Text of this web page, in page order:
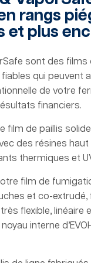
rangs
et plus
sont des films
qui peuvent
de votre
financiers.
film de paillis
des résines
thermiques et
film de
et co-extrudé,
flexible, linéaire
interne